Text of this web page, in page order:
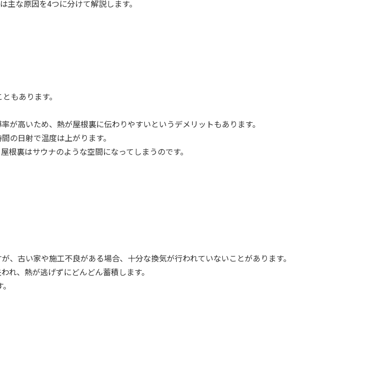
な原因を4つに分けて解説します。
もあります。
高いため、熱が屋根裏に伝わりやすいというデメリットもあります。
の日射で温度は上がります。
裏はサウナのような空間になってしまうのです。
古い家や施工不良がある場合、十分な換気が行われていないことがあります。
れ、熱が逃げずにどんどん蓄積します。